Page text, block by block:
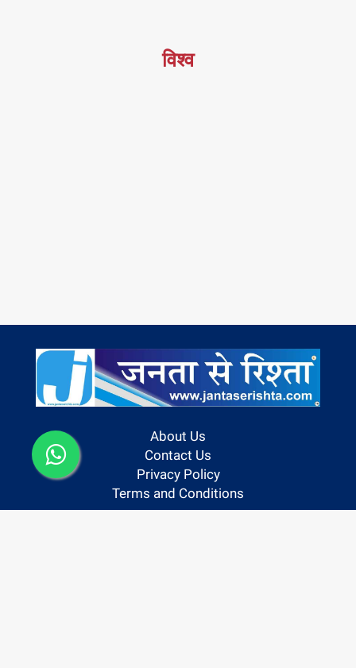
विश्व
About Us
Contact Us
Privacy Policy
Terms and Conditions